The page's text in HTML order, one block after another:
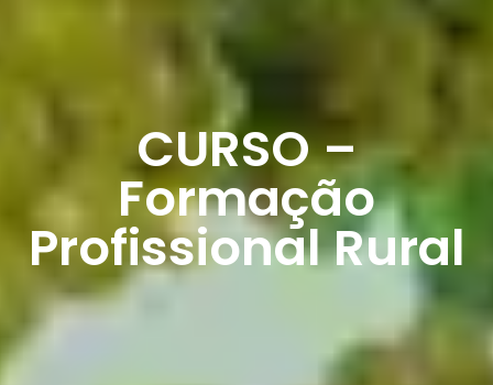
CURSO –
Formação
Profissional Rural